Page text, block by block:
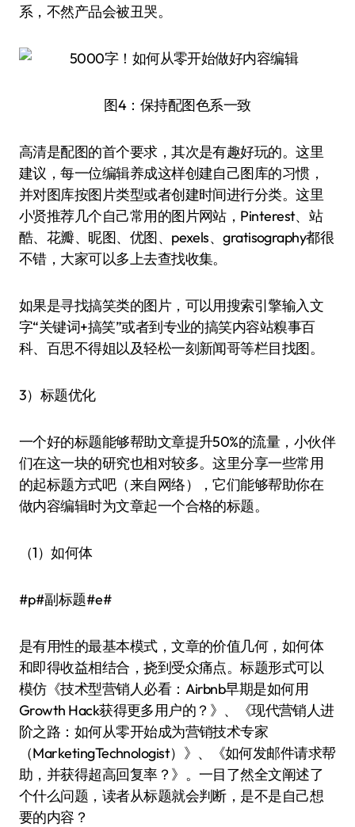
系，不然产品会被丑哭。
图4：保持配图色系一致
高清是配图的首个要求，其次是有趣好玩的。这里
建议，每一位编辑养成这样创建自己图库的习惯，
并对图库按图片类型或者创建时间进行分类。这里
小贤推荐几个自己常用的图片网站，Pinterest、站
酷、花瓣、昵图、优图、pexels、gratisography都很
不错，大家可以多上去查找收集。
如果是寻找搞笑类的图片，可以用搜索引擎输入文
字“关键词+搞笑”或者到专业的搞笑内容站糗事百
科、百思不得姐以及轻松一刻新闻哥等栏目找图。
3）标题优化
一个好的标题能够帮助文章提升50%的流量，小伙伴
们在这一块的研究也相对较多。这里分享一些常用
的起标题方式吧（来自网络），它们能够帮助你在
做内容编辑时为文章起一个合格的标题。
（1）如何体
#p#副标题#e#
是有用性的最基本模式，文章的价值几何，如何体
和即得收益相结合，挠到受众痛点。标题形式可以
模仿《技术型营销人必看：Airbnb早期是如何用
Growth Hack获得更多用户的？》、《现代营销人进
阶之路：如何从零开始成为营销技术专家
（MarketingTechnologist）》、《如何发邮件请求帮
助，并获得超高回复率？》。一目了然全文阐述了
个什么问题，读者从标题就会判断，是不是自己想
要的内容？